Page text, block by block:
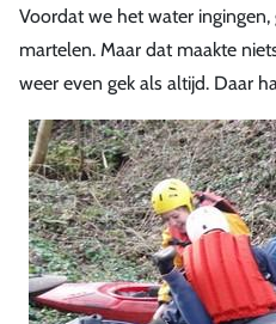
Voordat we het water
martelen. Maar dat maakte
weer even gek als altijd. Daar